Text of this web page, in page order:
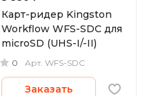
Карт-ридер Kingston
Workflow WFS-SDC для
microSD (UHS-I/-II)
0 Арт. WFS-SDC
Заказать